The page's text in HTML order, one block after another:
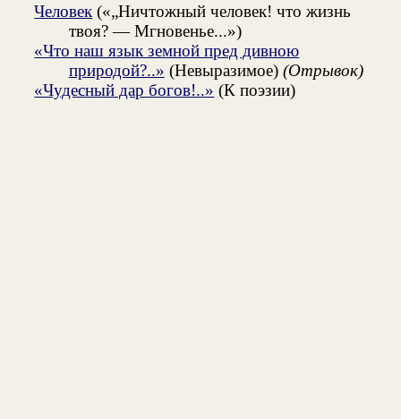
Человек («„Ничтожный человек! что жизнь
твоя? — Мгновенье...»)
«Что наш язык земной пред дивною
природой?..» (Невыразимое) (Отрывок)
«Чудесный дар богов!..» (К поэзии)